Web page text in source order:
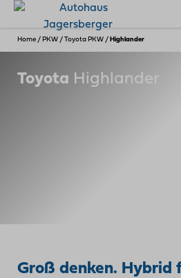
Home / PKW /Toyota PKW / Highlander
Toyota Highlander
Groß denken. Hybrid